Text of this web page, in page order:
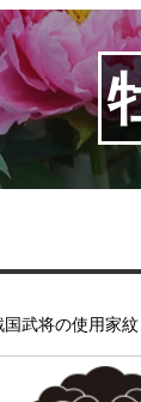
国武将の使用家紋